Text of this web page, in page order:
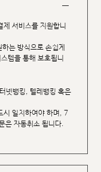
서비스를 지원합니
는 방식으로 손쉽게
템을 통해 보호됩니
넷뱅킹, 텔레뱅킹 혹은
시 일치하여야 하며, 7
은 자동취소 됩니다.